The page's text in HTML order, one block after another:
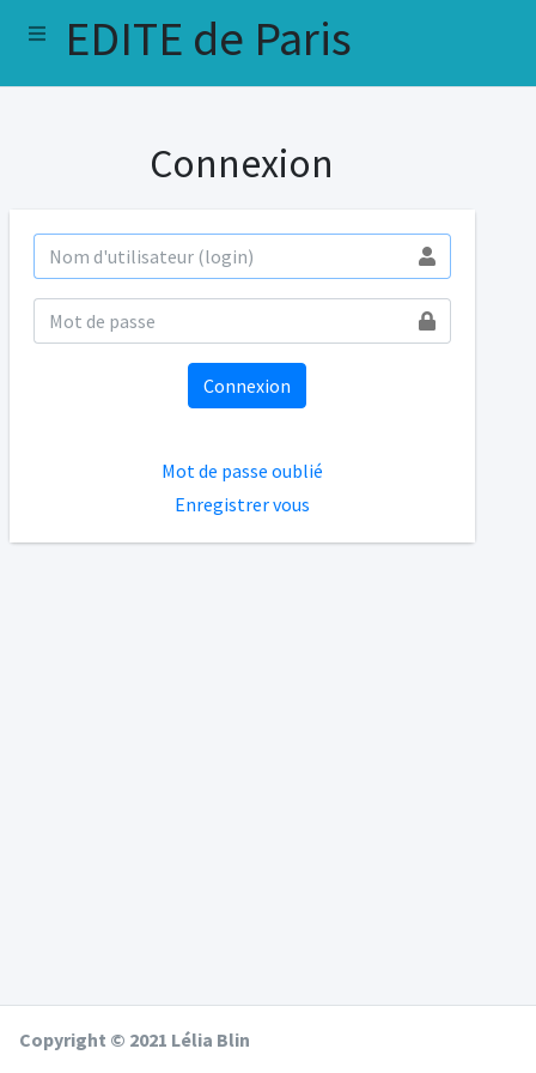
EDITE de Paris
Connexion
Connexion
Mot de passe oublié
Enregistrer vous
Copyright © 2021 Lélia Blin